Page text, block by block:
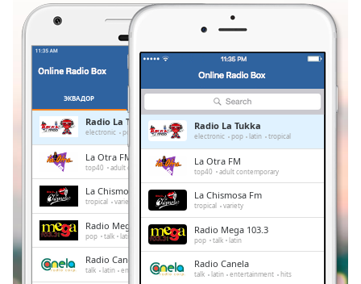
0.00%
Stream
TypeLIVE
Seek to
LIVE
Remaining
Time-
Playback
Chapters
ЭКВАДОР
Radio La Tukka
electronic pop latin tropical
La Otra FM
top40 adult contemporary
La Chismosa Fm
tropical variety
Radio Mega 103.3
pop talk latin
Radio Canela
talk latin entertainment hits
Radio La Tukka
electronic pop latin tropical
La Otra FM
top40 adult contemporary
La Chismosa Fm
tropical variety
Radio Mega 103.3
pop talk latin
Radio Canela
talk latin entertainment hits